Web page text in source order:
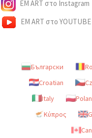
EM ART στο Instagram
EM ART στο YOUTUBE
Български
Croatian
Italy
Κύπρος